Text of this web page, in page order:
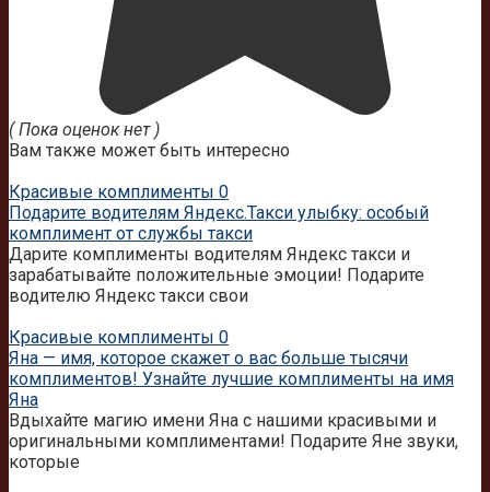
( Пока оценок нет )
Вам также может быть интересно
Красивые комплименты 0
Подарите водителям Яндекс.Такси улыбку: особый
комплимент от службы такси
Дарите комплименты водителям Яндекс такси и
зарабатывайте положительные эмоции! Подарите
водителю Яндекс такси свои
Красивые комплименты 0
Яна — имя, которое скажет о вас больше тысячи
комплиментов! Узнайте лучшие комплименты на имя
Яна
Вдыхайте магию имени Яна с нашими красивыми и
оригинальными комплиментами! Подарите Яне звуки,
которые